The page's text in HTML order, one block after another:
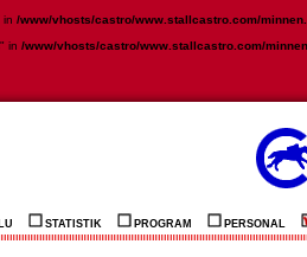
in /www/vhosts/castro/www.stallcastro.com/
in /www/vhosts/castro/www.stallcastro.com/
STATISTIK PROGRAM PERSONAL